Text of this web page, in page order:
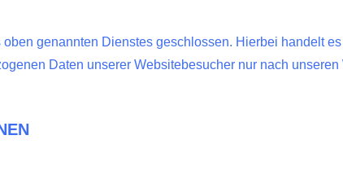
genannten Dienstes geschlossen. Hierbei handelt
Daten unserer Websitebesucher nur nach